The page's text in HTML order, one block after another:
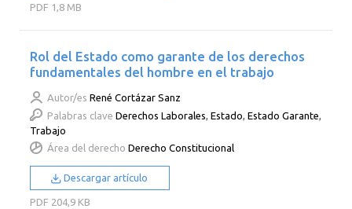
PDF 1,8 MB
Rol del Estado como garante de los derechos
fundamentales del hombre en el trabajo
Autor/es René Cortázar Sanz
Palabras clave Derechos Laborales ,Estado ,Estado Garante
Trabajo
Área del derecho Derecho Constitucional
Descargar artículo
PDF 204,9 KB